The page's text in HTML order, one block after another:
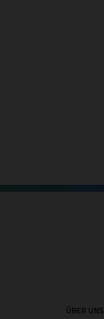
ÜBER UNS